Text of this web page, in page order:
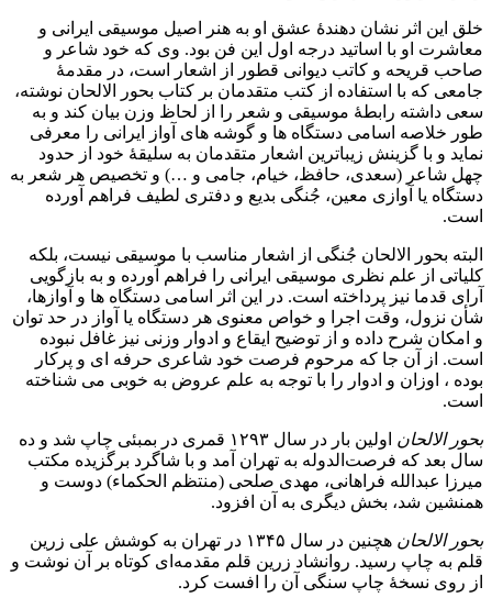
خلق این اثر نشان دهندۀ عشق او به هنر اصیل موسیقی ایرانی و
معاشرت او با اساتید درجه اول این فن بود. وی که خود شاعر و
صاحب قریحه و کاتب دیوانی قطور از اشعار است، در مقدمۀ
جامعی که با استفاده از کتب متقدمان بر کتاب بحور الالحان نوشته،
سعی داشته رابطۀ موسیقی و شعر را از لحاظ وزن بیان کند و به
طور خلاصه اسامی دستگاه ها و گوشه های آواز ایرانی را معرفی
نماید و با گزینش زیباترین اشعار متقدمان به سلیقۀ خود از حدود
چهل شاعر (سعدی، حافظ، خیام، جامی و …) و تخصیص هر شعر به
دستگاه یا آوازی معین، جُنگی بدیع و دفتری لطیف فراهم آورده
است.
البته بحور الالحان جُنگی از اشعار مناسب با موسیقی نیست، بلکه
کلیاتی از علم نظری موسیقی ایرانی را فراهم آورده و به بازگویی
آرای قدما نیز پرداخته است. در این اثر اسامی دستگاه ها و آوازها،
شأن نزول، وقت اجرا و خواص معنوی هر دستگاه یا آواز در حد توان
و امکان شرح داده و از توضیح ایقاع و ادوار وزنی نیز غافل نبوده
است. از آن جا که مرحوم فرصت خود شاعری حرفه ای و پرکار
بوده ، اوزان و ادوار را با توجه به علم عروض به خوبی می شناخته
است.
بحور الالحان
اولین بار در سال ۱۲۹۳ قمری در بمبئی چاپ شد و ده
سال بعد که فرصت‌الدوله به تهران آمد و با شاگرد برگزیده مکتب
میرزا عبدالله فراهانی، مهدی صلحی (منتظم الحکماء) دوست و
همنشین شد، بخش دیگری به آن افزود.
بحور الالحان
هچنین در سال ۱۳۴۵ در تهران به کوشش علی زرین
قلم به چاپ رسید. روانشاد زرین قلم مقدمه‌ای کوتاه بر آن نوشت و
از روی نسخۀ چاپ سنگی آن را افست کرد.